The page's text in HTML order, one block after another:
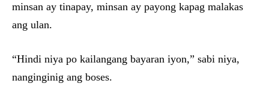
minsan ay tinapay, minsan ay payong kapag malakas
ang ulan.
“Hindi niya po kailangang bayaran iyon,” sabi niya,
nanginginig ang boses.